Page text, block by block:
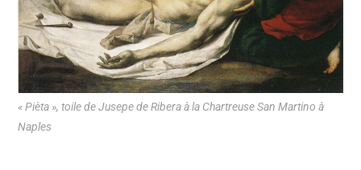
« Pièta », toile de Jusepe de Ribera à la Chartreuse San Martino à
Naples